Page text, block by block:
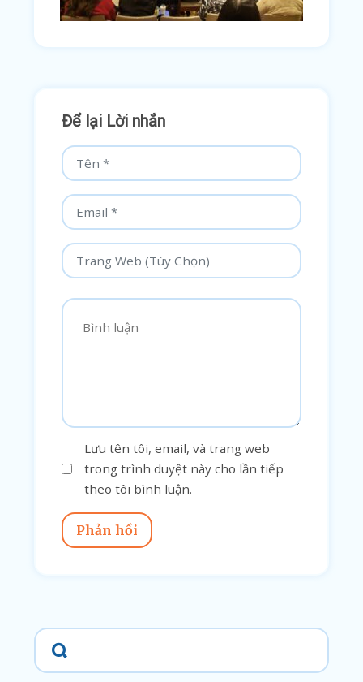
Để lại Lời nhắn
Lưu tên tôi, email, và trang web
trong trình duyệt này cho lần tiếp
theo tôi bình luận.
Phản hồi